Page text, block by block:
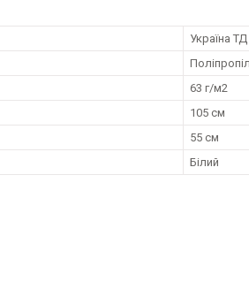
Україна ТД
63 г/м2
105 см
55 см
Білий